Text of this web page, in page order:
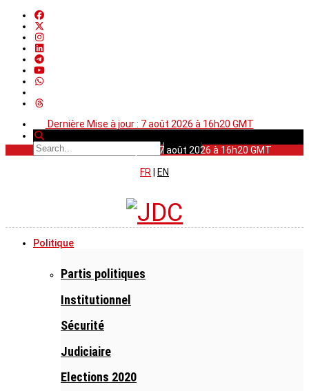
Dernière Mise à jour : 7 août 2026 à 16h20 GMT
Dernière Mise à jour : 7 août 2026 à 16h20 GMT
FR
EN
Politique
Partis politiques
Institutionnel
Sécurité
Judiciaire
Elections 2020